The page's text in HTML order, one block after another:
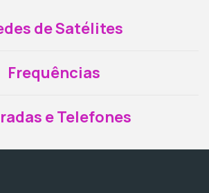
de Satélites
Frequências
e Telefones